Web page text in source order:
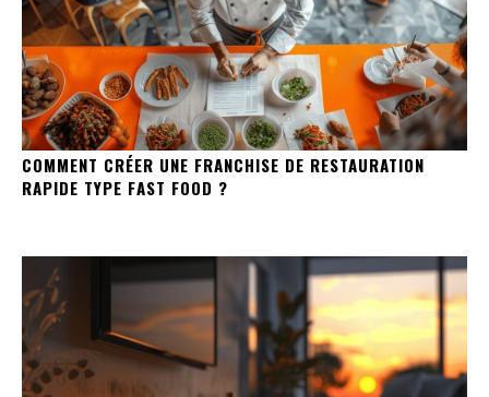
COMMENT CRÉER UNE FRANCHISE DE RESTAURATION
RAPIDE TYPE FAST FOOD ?